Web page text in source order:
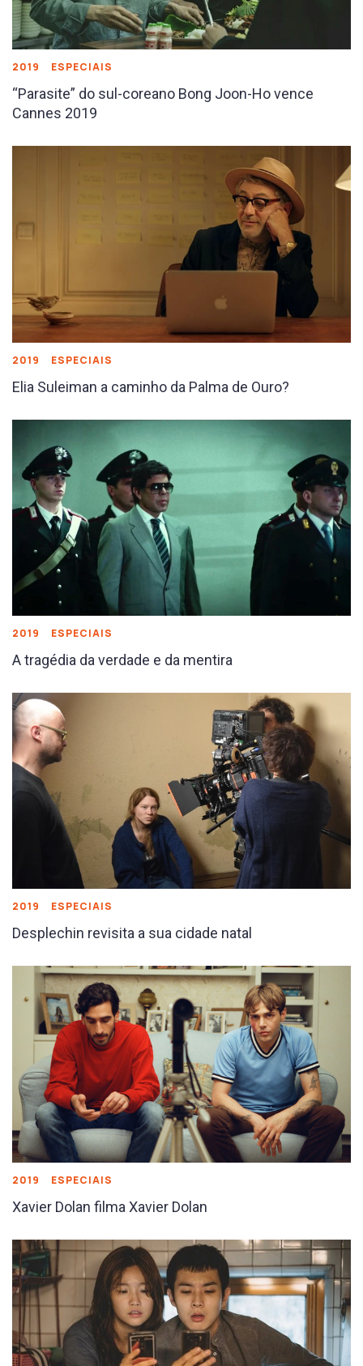
2019 ESPECIAIS
“Parasite” do sul-coreano Bong Joon-Ho vence
Cannes 2019
2019 ESPECIAIS
Elia Suleiman a caminho da Palma de Ouro?
2019 ESPECIAIS
A tragédia da verdade e da mentira
2019 ESPECIAIS
Desplechin revisita a sua cidade natal
2019 ESPECIAIS
Xavier Dolan filma Xavier Dolan